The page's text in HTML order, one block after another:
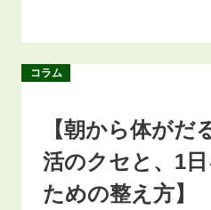
コラム
【朝から体がだ
活のクセと、1
ための整え方】